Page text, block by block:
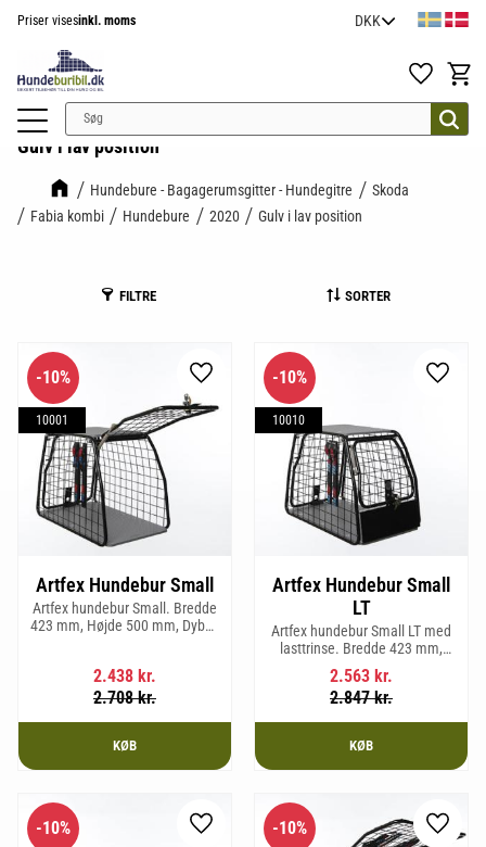
Priser visesinkl. moms
Favoritter
Gulv i lav position
Hundebure - Bagagerumsgitter - Hundegitre
Skoda
Fabia kombi
Hundebure 2020 Gulv i lav position
FILTRE SORTER
Artfex Hundebur Small
Artfex hundebur Small. Bredde
423 mm, Højde 500 mm, Dybde
2.438 kr.
2.708kr.
10%
10001
Gem som favorit
KØB
Artfex Hundebur Small
LT
Artfex hundebur Small LT med
lasttrinse. Bredde 423 mm,
Højde 500 mm, Dybde 670 mm
og vægt 12,9 kg.
2.563 kr.
2.847kr.
10%
10010
Gem
KØB
10% Gem som favorit
10% Gem